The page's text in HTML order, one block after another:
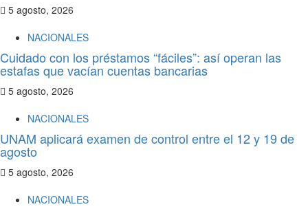
5 agosto, 2026
NACIONALES
Cuidado con los préstamos “fáciles”: así operan las
estafas que vacían cuentas bancarias
5 agosto, 2026
NACIONALES
UNAM aplicará examen de control entre el 12 y 19 de
agosto
5 agosto, 2026
NACIONALES